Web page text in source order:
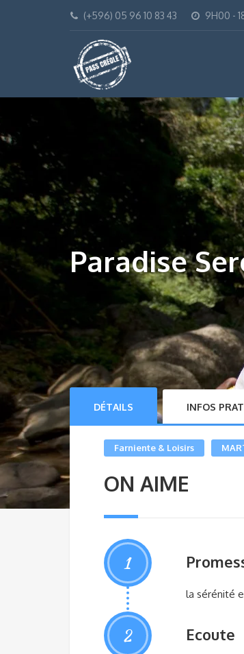
(+596) 05 96 10 83 43 9H00 -
Paradise
DÉTAILS INFOS
Farniente & Loisirs
ON AIME
1
la sérénité
2 Ecoute